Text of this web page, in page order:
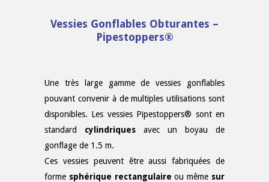
Vessies Gonflables Obturantes –
Pipestoppers®
Une très large gamme de vessies gonflables
pouvant convenir à de multiples utilisations sont
disponibles. Les vessies Pipestoppers® sont en
standard cylindriques avec un boyau de
gonflage de 1.5 m.
Ces vessies peuvent être aussi fabriquées de
forme sphérique rectangulaire ou même sur